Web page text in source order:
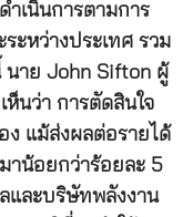
เนินการตามการ
ะหว่างประเทศ รวม
นาย John Sifton ผู้
ห็นว่า การตัดสินใจ
แม้ส่งผลต่อรายได้
าน้อยกว่าร้อยละ 5
และบริษัทพลังงาน